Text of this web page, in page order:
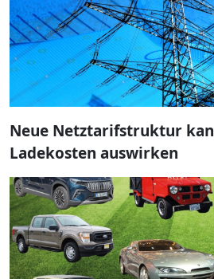
Neue Netztarifstruktur
Ladekosten auswirken